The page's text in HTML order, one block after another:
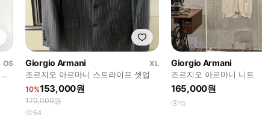
OS
Giorgio Armani
XL
조르지오 아르마니 스트라이프 셋업
10%153,000원
170,000원
54
Giorgio Armani
조르지오 아르마니 니트
165,000원
15